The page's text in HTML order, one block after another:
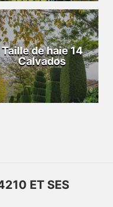
Taille de haie 14
Calvados
ET SES